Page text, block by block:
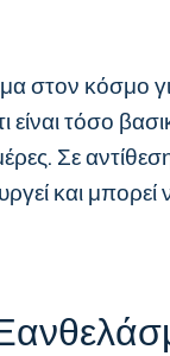
στον κόσμο
τόσο
Σε
και μπορεί